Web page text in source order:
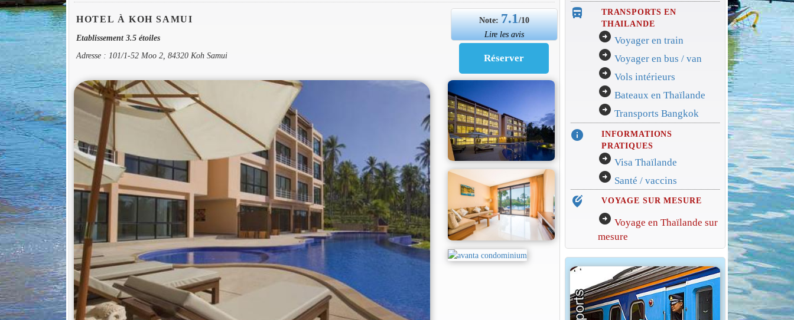
HOTEL À KOH SAMUI
Etablissement 3.5 étoiles
Adresse : 101/1-52 Moo 2, 84320 Koh Samui
Note: 7.1/10
Lire les avis
directions_bus_filled
TRANSPORTS EN
THAILANDE
arrow_circle_right Voyager en train
arrow_circle_right Voyager en bus / van
arrow_circle_right Vols intérieurs
arrow_circle_right Bateaux en Thaïlande
arrow_circle_right Transports Bangkok
info
INFORMATIONS
PRATIQUES
arrow_circle_right Visa Thaïlande
arrow_circle_right Santé / vaccins
edit_location_alt VOYAGE SUR MESURE
arrow_circle_right Voyage en Thaïlande sur
mesure